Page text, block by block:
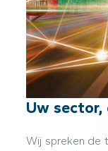
Uw sector,
Wij spreken de